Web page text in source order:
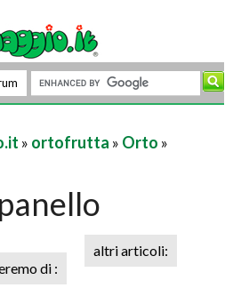
» ortofrutta » Orto »
di :
altri articoli: